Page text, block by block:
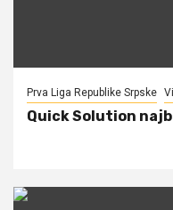
Prva Liga Republike Srpske
Quick Solution